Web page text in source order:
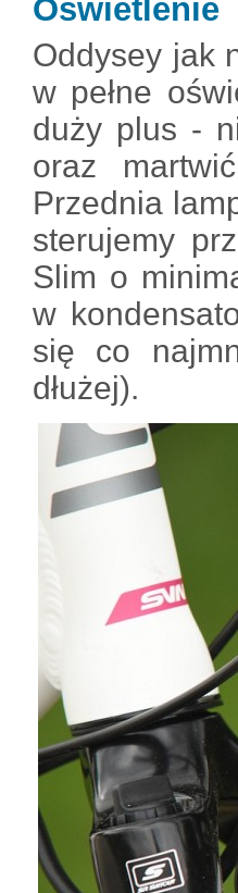
Oświetlenie
Oddysey jak
w pełne
duży plus -
oraz
Przednia
sterujemy
Slim o
w
się co
dłużej).